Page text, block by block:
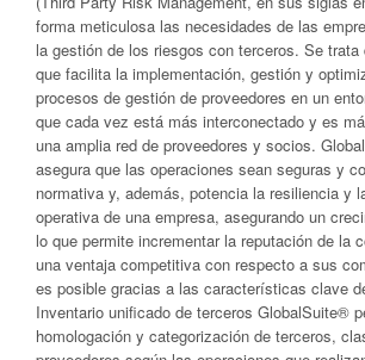
forma meticulosa las necesidades de las
la gestión de los riesgos con terceros. Se trata
que facilita la implementación, gestión y
procesos de gestión de proveedores en un
que cada vez está más interconectado y es
una amplia red de proveedores y socios.
asegura que las operaciones sean seguras y
normativa y, además, potencia la resiliencia y
operativa de una empresa, asegurando un
lo que permite incrementar la reputación de la
una ventaja competitiva con respecto a sus
es posible gracias a las características clave
Inventario unificado de terceros GlobalSuite®
homologación y categorización de terceros,